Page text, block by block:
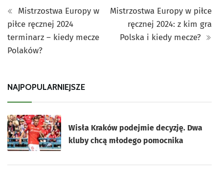
Mistrzostwa Europy w
piłce ręcznej 2024
terminarz – kiedy mecze
Polaków?
Mistrzostwa Europy w piłce
ręcznej 2024: z kim gra
Polska i kiedy mecze?
NAJPOPULARNIEJSZE
Wisła Kraków podejmie decyzję. Dwa
kluby chcą młodego pomocnika